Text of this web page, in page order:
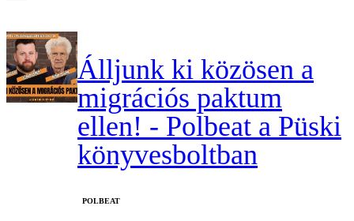
Álljunk ki közösen a
migrációs paktum
ellen! - Polbeat a Püski
könyvesboltban
‎POLBEAT